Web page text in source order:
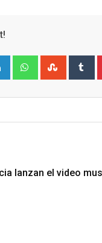
LinkedIn Whatsapp
lanzan el video